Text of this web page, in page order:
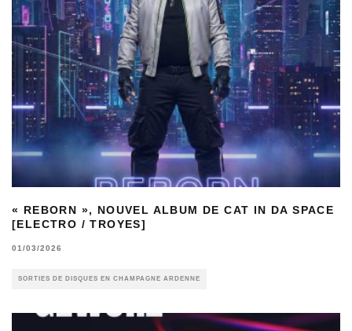
« REBORN », NOUVEL ALBUM DE CAT IN DA SPACE
[ELECTRO / TROYES]
01/03/2026
SORTIES DE DISQUES EN CHAMPAGNE ARDENNE